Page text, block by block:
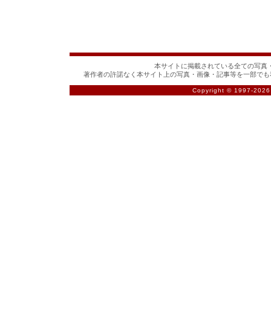
本サイトに掲載されている全ての写真
著作者の許諾なく本サイト上の写真・画像・記事等を一部で
Copyright © 1997-